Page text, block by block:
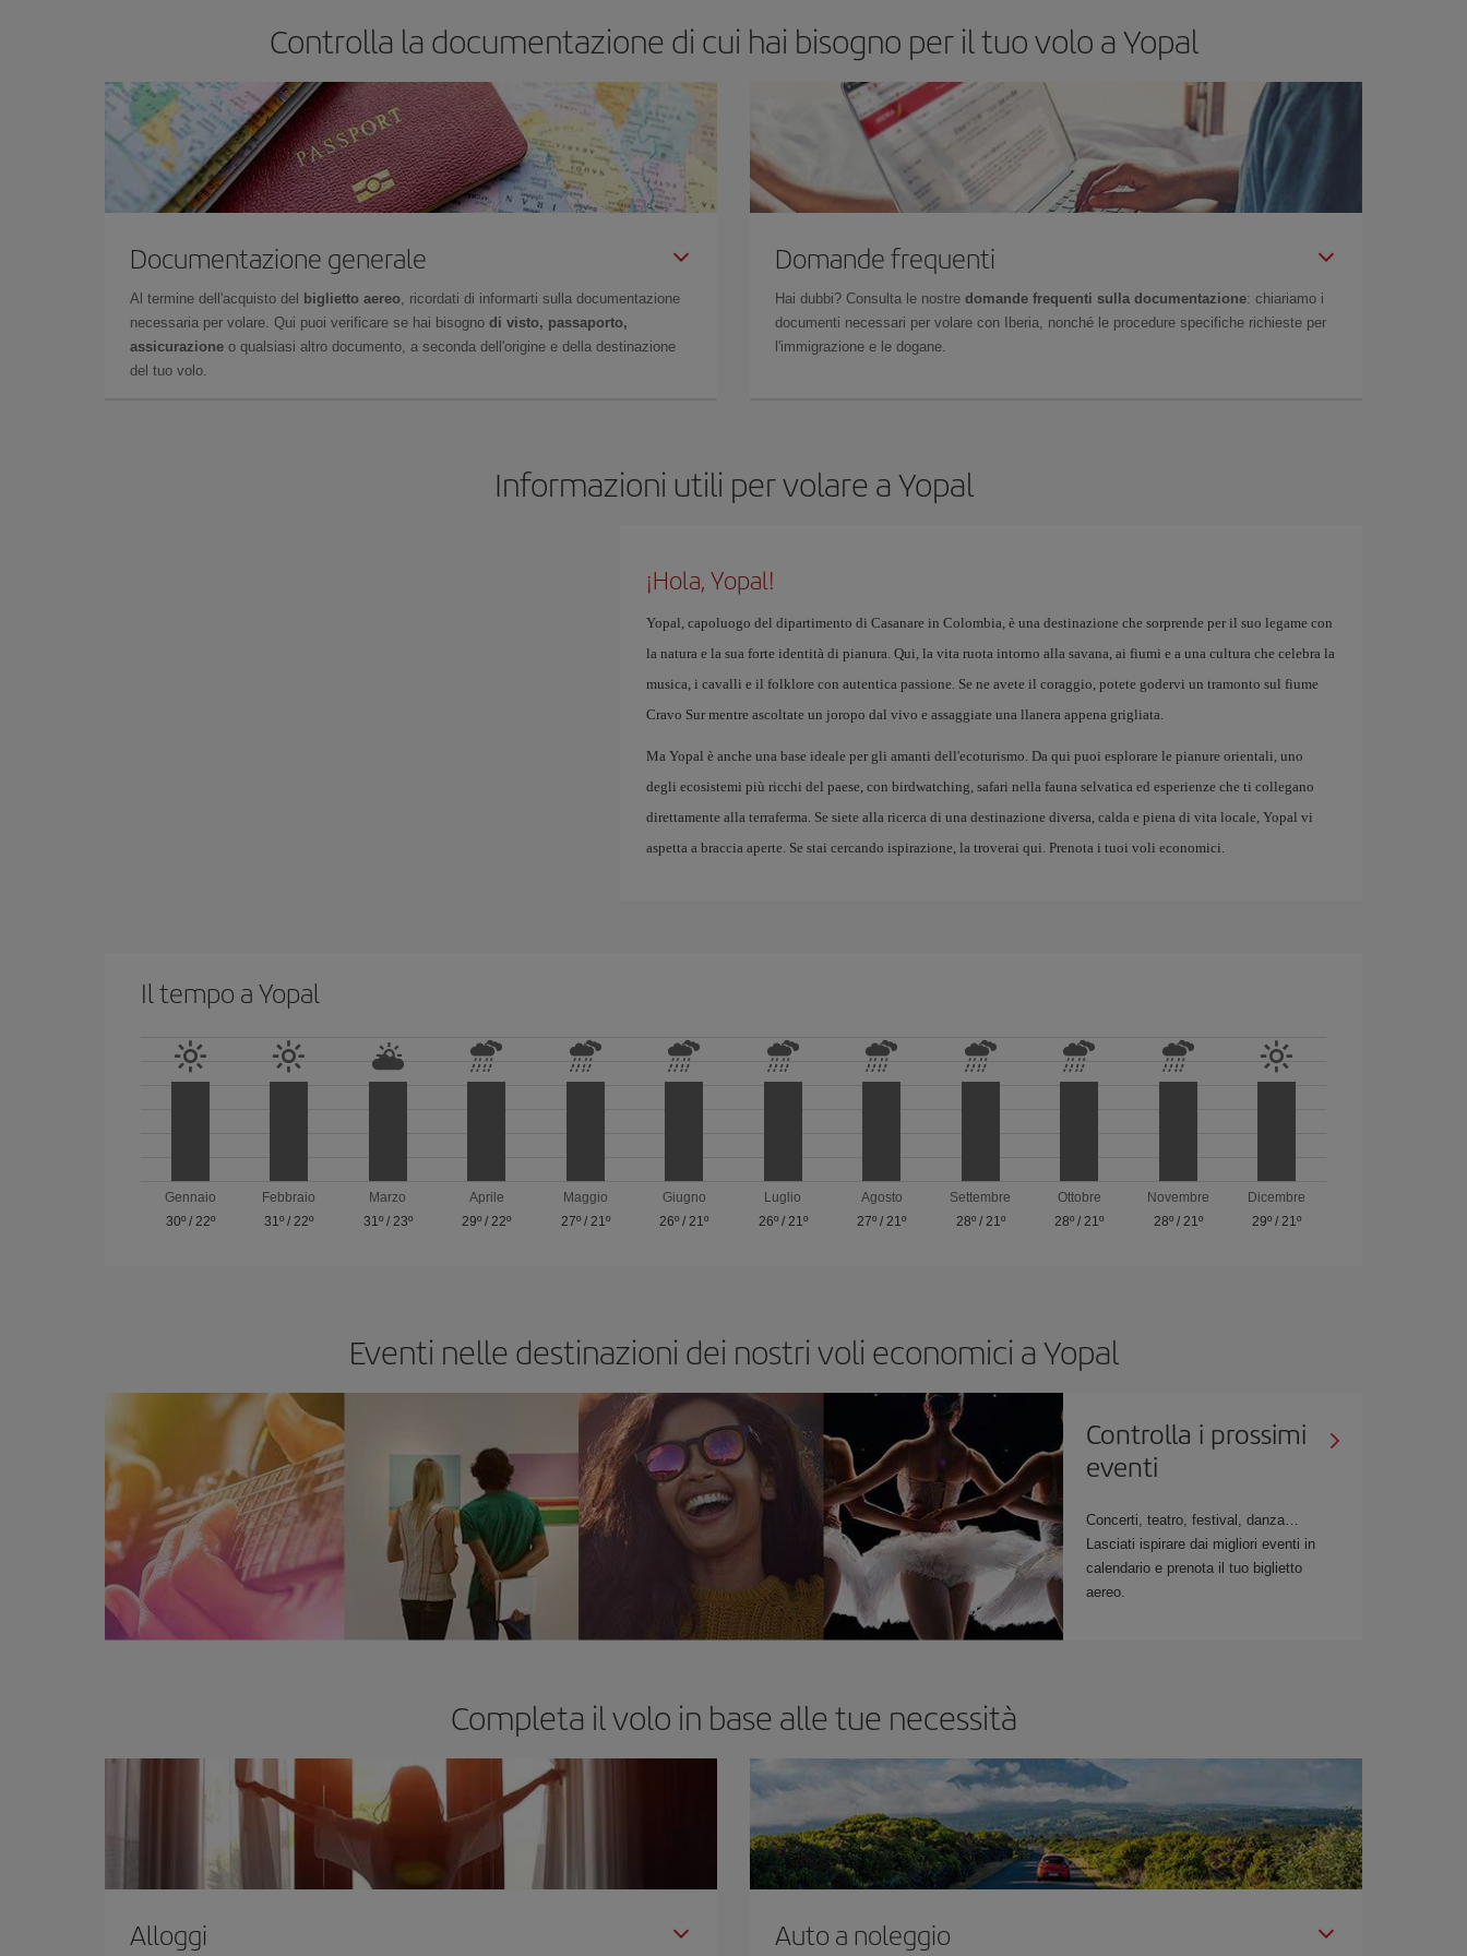
Controlla la documentazione di cui hai bisogno per il tuo volo a Yopal
Documentazione generale
Al termine dell'acquisto del biglietto aereo , ricordati di informarti sulla documentazione
necessaria per volare. Qui puoi verificare se hai bisogno di visto, passaporto,
assicurazione o qualsiasi altro documento, a seconda dell'origine e della destinazione
del tuo volo.
Domande frequenti
Hai dubbi? Consulta le nostre domande frequenti sulla documentazione: chiariamo i
documenti necessari per volare con Iberia, nonché le procedure specifiche richieste per
l'immigrazione e le dogane.
Informazioni utili per volare a Yopal
¡Hola, Yopal!
Yopal, capoluogo del dipartimento di Casanare in Colombia, è una destinazione che sorprende per il suo legame con
la natura e la sua forte identità di pianura. Qui, la vita ruota intorno alla savana, ai fiumi e a una cultura che celebra la
musica, i cavalli e il folklore con autentica passione. Se ne avete il coraggio, potete godervi un tramonto sul fiume
Cravo Sur mentre ascoltate un joropo dal vivo e assaggiate una llanera appena grigliata.
Ma Yopal è anche una base ideale per gli amanti dell'ecoturismo. Da qui puoi esplorare le pianure orientali, uno
degli ecosistemi più ricchi del paese, con birdwatching, safari nella fauna selvatica ed esperienze che ti collegano
direttamente alla terraferma. Se siete alla ricerca di una destinazione diversa, calda e piena di vita locale, Yopal vi
aspetta a braccia aperte. Se stai cercando ispirazione, la troverai qui. Prenota i tuoi voli economici.
Il tempo a Yopal
Gennaio
30º/ 22º
Febbraio
31º / 22º
Marzo
31º/ 23º
Aprile
29º / 22º
Maggio
27º/ 21º
Giugno
26º / 21º
Luglio
26º/ 21º
Agosto
27º / 21º
Settembre
28º/ 21º
Ottobre
28º / 21º
Novembre
28º/ 21º
Dicembre
29º / 21º
Eventi nelle destinazioni dei nostri voli economici a Yopal
Controlla i prossimi
eventi
Concerti, teatro, festival, danza…
Lasciati ispirare dai migliori eventi in
calendario e prenota il tuo biglietto
aereo.
Completa il volo in base alle tue necessità
Alloggi Auto a noleggio